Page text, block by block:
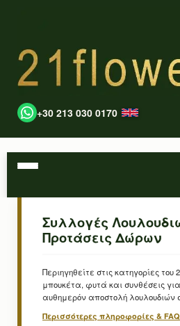
+30 213 030 0170
Συλλογές
Προτάσεις Δώρων
Περιηγηθείτε στις κατηγορίες του
μπουκέτα, φυτά και συνθέσεις
αυθημερόν αποστολή λουλουδιών
Περισσότερες πληροφορίες & FAQ